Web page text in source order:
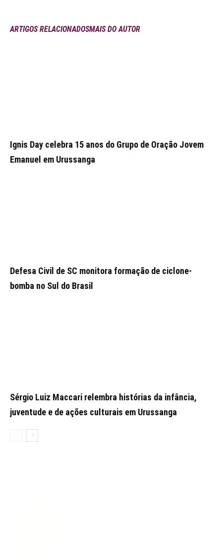
ARTIGOS RELACIONADOSMAIS DO AUTOR
Ignis Day celebra 15 anos do Grupo de Oração Jovem
Emanuel em Urussanga
Defesa Civil de SC monitora formação de ciclone-
bomba no Sul do Brasil
Sérgio Luiz Maccari relembra histórias da infância,
juventude e de ações culturais em Urussanga